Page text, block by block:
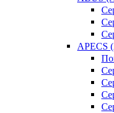
APECS